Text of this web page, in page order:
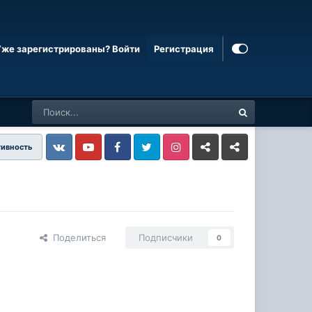
зарегистрированы? Войти Регистрация
VkontakteYouTube FacebookTwitter InstagramLivejournalOdnoklassniki
Поделиться Подписчики 0